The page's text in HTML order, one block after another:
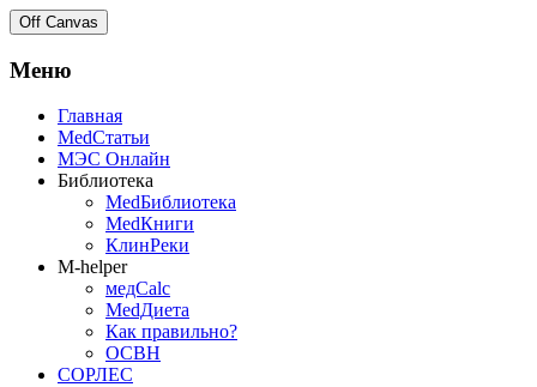
Off Canvas
Меню
Главная
MedСтатьи
МЭС Онлайн
Библиотека
MedБиблиотека
MedКниги
КлинРеки
M-helper
медCalc
MedДиета
Как правильно?
ОСВН
СОРЛЕС